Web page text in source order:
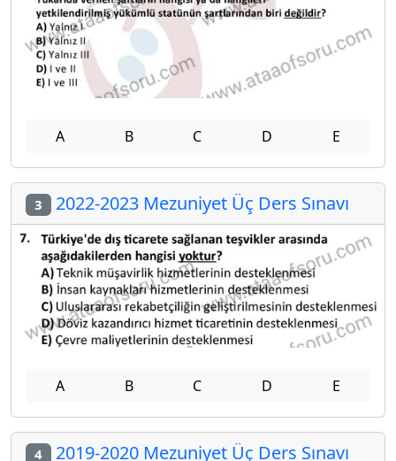
A B C D E
3 2022-2023 Mezuniyet Üç Ders Sınavı
A B C D E
4 2019-2020 Mezuniyet Üç Ders Sınavı